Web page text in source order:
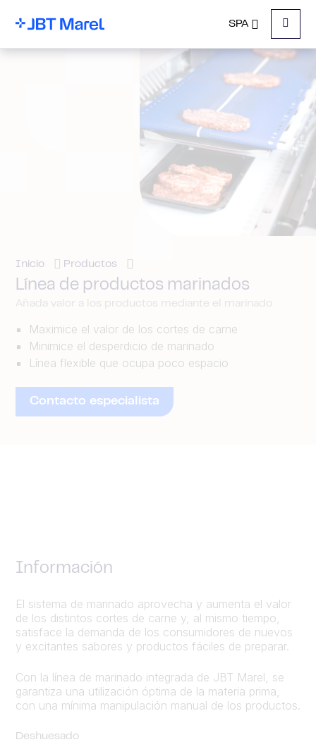
SPA
Menu
Inicio Productos
Línea de productos marinados
Añada valor a los productos mediante el marinado
Maximice el valor de los cortes de carne
Minimice el desperdicio de marinado
Línea flexible que ocupa poco espacio
Contacto especialista
Información
El sistema de marinado aprovecha y aumenta el valor
de los distintos cortes de carne y, al mismo tiempo,
satisface la demanda de los consumidores de nuevos
y excitantes sabores y productos fáciles de preparar.
Con la línea de marinado integrada de JBT Marel, se
garantiza una utilización óptima de la materia prima,
con una mínima manipulación manual de los productos.
Deshuesado